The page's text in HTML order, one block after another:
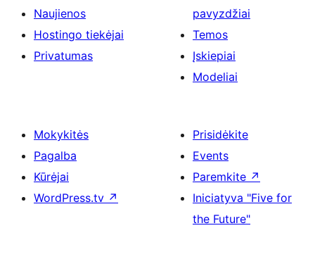
Naujienos
Hostingo tiekėjai
Privatumas
pavyzdžiai
Temos
Įskiepiai
Modeliai
Mokykitės
Pagalba
Kūrėjai
WordPress.tv ↗
Prisidėkite
Events
Paremkite ↗
Iniciatyva "Five for
the Future"